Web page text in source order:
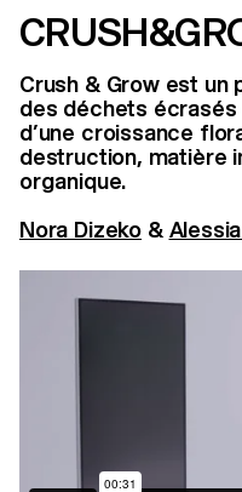
Crush & Grow est
des déchets
d’une croissance
destruction, matière
organique.
Nora Dizeko &